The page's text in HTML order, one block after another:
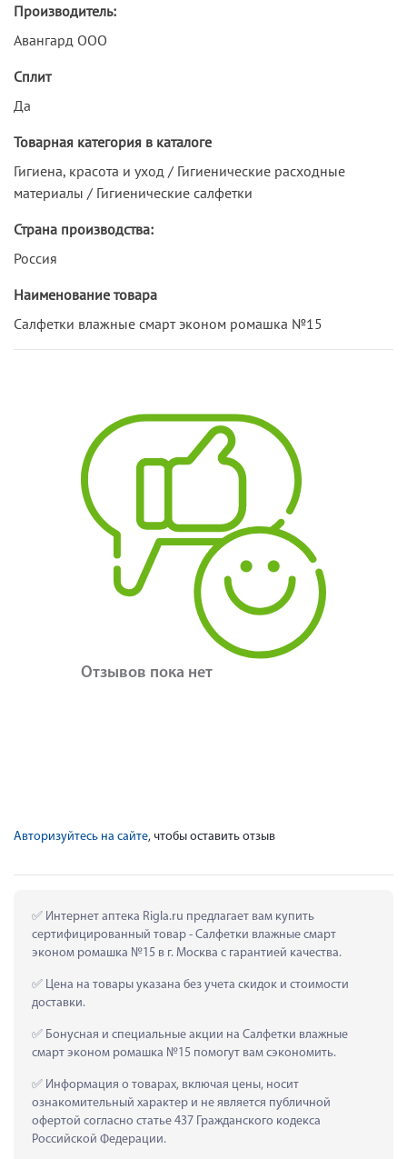
Производитель:
Авангард ООО
Сплит
Да
Товарная категория в каталоге
Гигиена, красота и уход / Гигиенические расходные
материалы / Гигиенические салфетки
Страна производства:
Россия
Наименование товара
Салфетки влажные смарт эконом ромашка №15
Отзывов пока нет
Авторизуйтесь на сайте, чтобы оставить отзыв
Интернет аптека Rigla.ru предлагает вам купить
сертифицированный товар - Салфетки влажные смарт
эконом ромашка №15 в г. Москва с гарантией качества.
Цена на товары указана без учета скидок и стоимости
доставки.
Бонусная и специальные акции на Салфетки влажные
смарт эконом ромашка №15 помогут вам сэкономить.
Информация о товарах, включая цены, носит
ознакомительный характер и не является публичной
офертой согласно статье 437 Гражданского кодекса
Российской Федерации.